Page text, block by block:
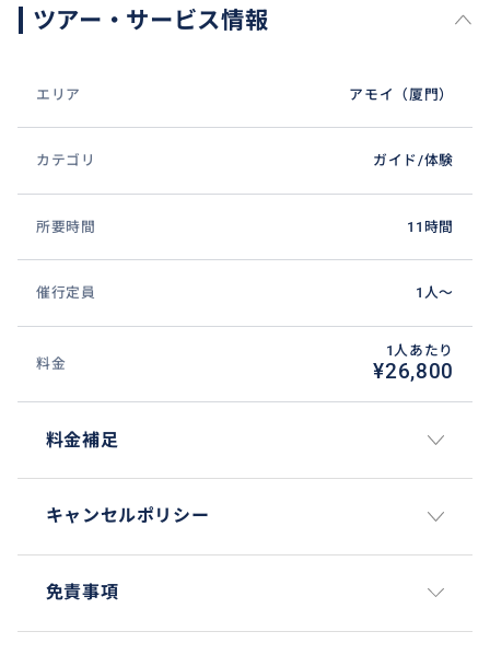
ツアー・サービス情報
エリア アモイ（厦門）
カテゴリ ガイド/体験
所要時間 11時間
催行定員 1人〜
料金
1人あたり
¥26,800
料金補足
キャンセルポリシー
免責事項